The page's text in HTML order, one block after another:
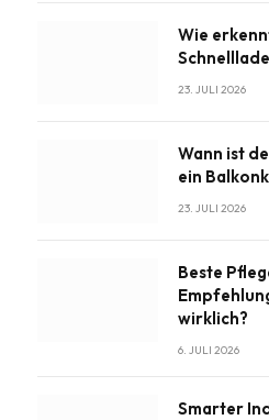
Wie
23. JULI 2026
Wann ist
ein
23. JULI 2026
Beste
wirklich?
6. JULI 2026
Smarter